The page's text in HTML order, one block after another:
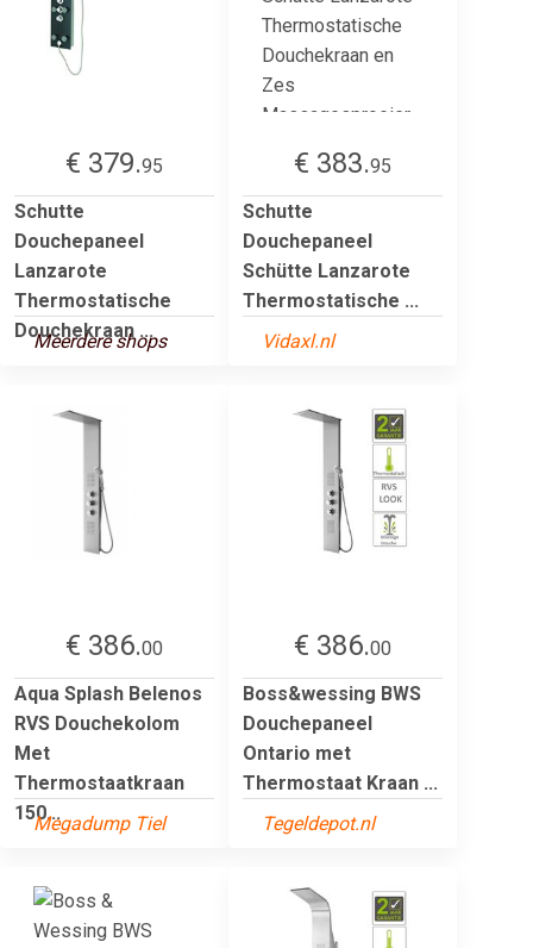
€ 379.95
Schutte
Douchepaneel
Lanzarote
Thermostatische
Douchekraan ...
Meerdere shops
€ 383.95
Schutte
Douchepaneel
Schütte Lanzarote
Thermostatische ...
Vidaxl.nl
€ 386.00
Aqua Splash Belenos
RVS Douchekolom
Met
Thermostaatkraan
150...
Megadump Tiel
€ 386.00
Boss&wessing BWS
Douchepaneel
Ontario met
Thermostaat Kraan ...
Tegeldepot.nl